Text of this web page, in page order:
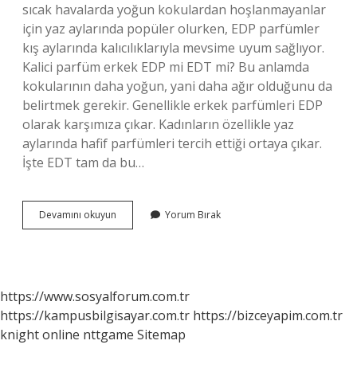
sıcak havalarda yoğun kokulardan hoşlanmayanlar
için yaz aylarında popüler olurken, EDP parfümler
kış aylarında kalıcılıklarıyla mevsime uyum sağlıyor.
Kalici parfüm erkek EDP mi EDT mi? Bu anlamda
kokularının daha yoğun, yani daha ağır olduğunu da
belirtmek gerekir. Genellikle erkek parfümleri EDP
olarak karşımıza çıkar. Kadınların özellikle yaz
aylarında hafif parfümleri tercih ettiği ortaya çıkar.
İşte EDT tam da bu…
Devamını okuyun
Edp
Yorum Bırak
https://www.sosyalforum.com.tr
https://kampusbilgisayar.com.tr https://bizceyapim.com.tr
knight online nttgame Sitemap